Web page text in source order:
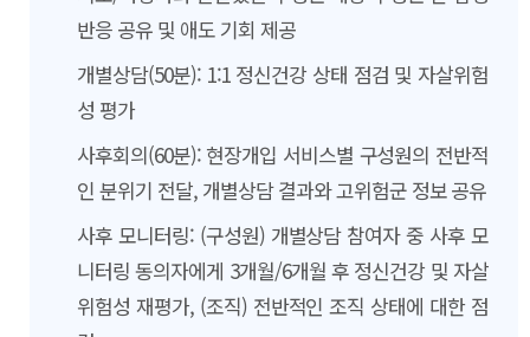
반응 공유 및 애도 기회 제공
개별상담(50분): 1:1 정신건강 상태 점검 및 자살위험
성 평가
사후회의(60분): 현장개입 서비스별 구성원의 전반적
인 분위기 전달, 개별상담 결과와 고위험군 정보 공유
사후 모니터링: (구성원) 개별상담 참여자 중 사후 모
니터링 동의자에게 3개월/6개월 후 정신건강 및 자살
위험성 재평가, (조직) 전반적인 조직 상태에 대한 점